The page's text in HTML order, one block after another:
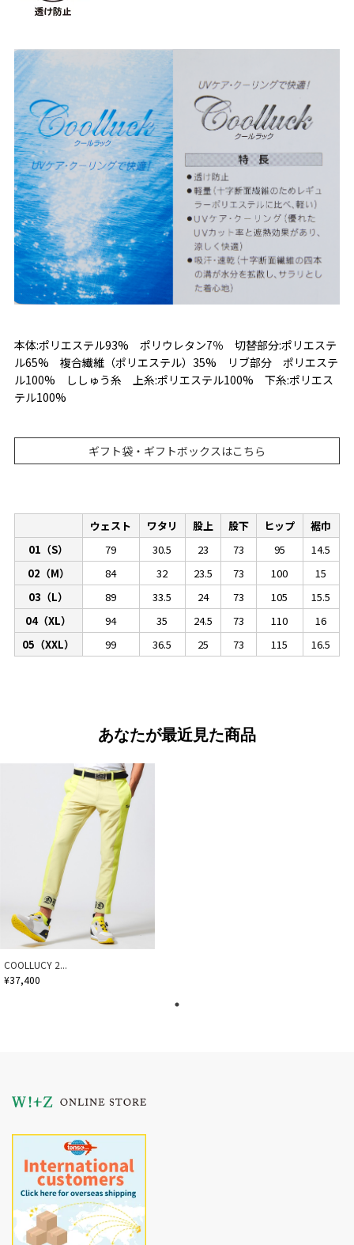
本体:ポリエステル93% ポリウレタン7％ 切替部分:ポリエステ
ル65% 複合繊維（ポリエステル）35% リブ部分 ポリエステ
ル100% ししゅう糸 上糸:ポリエステル100% 下糸:ポリエス
テル100%
ギフト袋・ギフトボックスはこちら
ウェスト ワタリ 股上 股下 ヒップ
裾巾
01（S）
79 30.5 23 73 95
14.5
02（M）
84 32 23.5 73 100
15
03（L）
89 33.5 24 73 105
15.5
04（XL）
94 35 24.5 73 110
16
05（XXL）
99 36.5 25 73 115 16.5
あなたが最近見た商品
COOLLUCY 2...
¥37,400